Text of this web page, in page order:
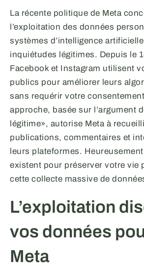
La récente politique de Meta
l’exploitation des données
systèmes d’intelligence
inquiétudes légitimes. Depuis le
Facebook et Instagram utilisent
publics pour améliorer leurs
sans requérir votre
approche, basée sur l’argument
légitime», autorise Meta à
publications, commentaires et
leurs plateformes.
existent pour préserver votre vie
cette collecte massive de
L’exploitation
vos données
Meta